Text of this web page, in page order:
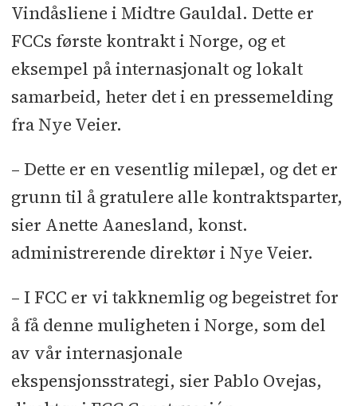
Vindåsliene i Midtre Gauldal. Dette er
FCCs første kontrakt i Norge, og et
eksempel på internasjonalt og lokalt
samarbeid, heter det i en pressemelding
fra Nye Veier.
– Dette er en vesentlig milepæl, og det er
grunn til å gratulere alle kontraktsparter,
sier Anette Aanesland, konst.
administrerende direktør i Nye Veier.
– I FCC er vi takknemlig og begeistret for
å få denne muligheten i Norge, som del
av vår internasjonale
ekspensjonsstrategi, sier Pablo Ovejas,